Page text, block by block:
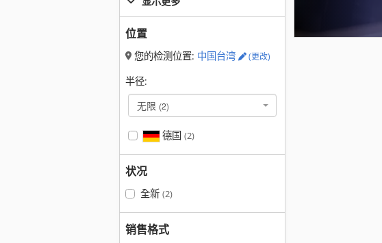
位置
您的检测位置: 中国台湾 (更改)
半径:
无限 (2)
德国 (2)
状况
全新 (2)
销售格式